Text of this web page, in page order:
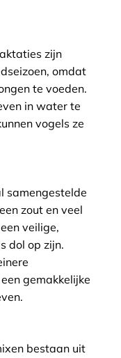
zijn
omdat
te voeden.
in water te
vogels ze
samengestelde
zout en veel
veilige,
dol op zijn.
gemakkelijke
bestaan uit